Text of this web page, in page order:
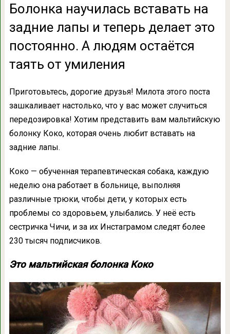
Болонка научилась вставать на
задние лапы и теперь делает это
постоянно. А людям остаётся
таять от умиления
Приготовьтесь, дорогие друзья! Милота этого поста
зашкаливает настолько, что у вас может случиться
передозировка! Хотим представить вам мальтийскую
болонку Коко, которая очень любит вставать на
задние лапы.
Коко — обученная терапевтическая собака, каждую
неделю она работает в больнице, выполняя
различные трюки, чтобы дети, у которых есть
проблемы со здоровьем, улыбались. У неё есть
сестричка Чичи, и за их Инстаграмом следят более
230 тысяч подписчиков.
Это мальтийская болонка Коко